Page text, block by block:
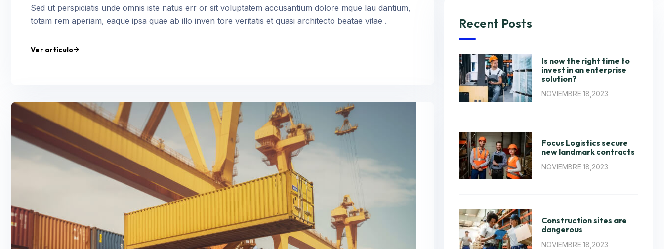
Sed ut perspiciatis unde omnis iste natus err or sit voluptatem accusantium dolore mque lau dantium,
totam rem aperiam, eaque ipsa quae ab illo inven tore veritatis et quasi architecto beatae vitae .
Ver artículo
Recent Posts
Is now the right time to
invest in an enterprise
solution?
NOVIEMBRE 18,2023
Focus Logistics secure
new landmark contracts
NOVIEMBRE 18,2023
Construction sites are
dangerous
NOVIEMBRE 18,2023